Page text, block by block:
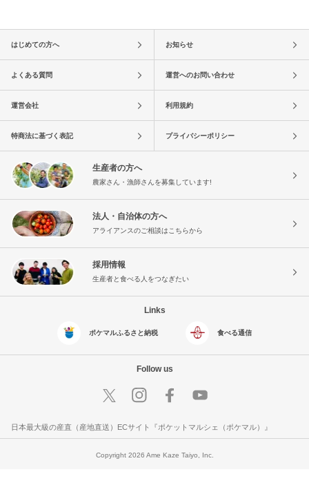
はじめての方へ お知らせ
よくある質問 運営へのお問い合わせ
運営会社 利用規約
特商法に基づく表記 プライバシーポリシー
生産者の方へ
農家さん・漁師さんを募集しています!
法人・自治体の方へ
アライアンスのご相談はこちらから
採用情報
生産者と食べる人をつなぎたい
Links
ポケマルふるさと納税 食べる通信
Follow us
日本最大級の産直（産地直送）ECサイト『ポケットマルシェ（ポケマル）』
Copyright 2026 Ame Kaze Taiyo, Inc.